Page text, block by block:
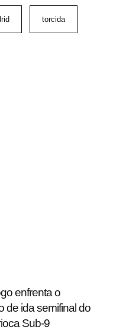
torcida
enfrenta o
de ida semifinal do
Sub-9